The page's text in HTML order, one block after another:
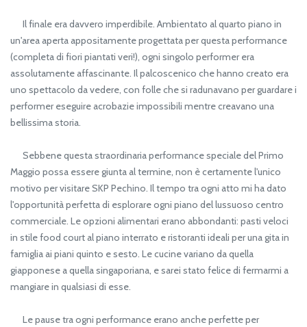
Il finale era davvero imperdibile. Ambientato al quarto piano in
un'area aperta appositamente progettata per questa performance
(completa di fiori piantati veri!), ogni singolo performer era
assolutamente affascinante. Il palcoscenico che hanno creato era
uno spettacolo da vedere, con folle che si radunavano per guardare i
performer eseguire acrobazie impossibili mentre creavano una
bellissima storia.
Sebbene questa straordinaria performance speciale del Primo
Maggio possa essere giunta al termine, non è certamente l'unico
motivo per visitare SKP Pechino. Il tempo tra ogni atto mi ha dato
l'opportunità perfetta di esplorare ogni piano del lussuoso centro
commerciale. Le opzioni alimentari erano abbondanti: pasti veloci
in stile food court al piano interrato e ristoranti ideali per una gita in
famiglia ai piani quinto e sesto. Le cucine variano da quella
giapponese a quella singaporiana, e sarei stato felice di fermarmi a
mangiare in qualsiasi di esse.
Le pause tra ogni performance erano anche perfette per